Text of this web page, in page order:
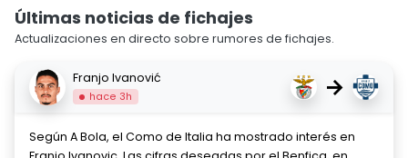
Últimas noticias de fichajes
Actualizaciones en directo sobre rumores de fichajes.
Franjo Ivanović
hace 3h →
Según A Bola, el Como de Italia ha mostrado interés en